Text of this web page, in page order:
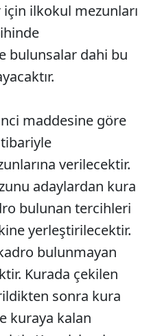
ilkokul mezunları
bulunsalar dahi bu
maddesine göre
verilecektir.
adaylardan kura
bulunan tercihleri
yerleştirilecektir.
bulunmayan
Kurada çekilen
sonra kura
kuraya kalan